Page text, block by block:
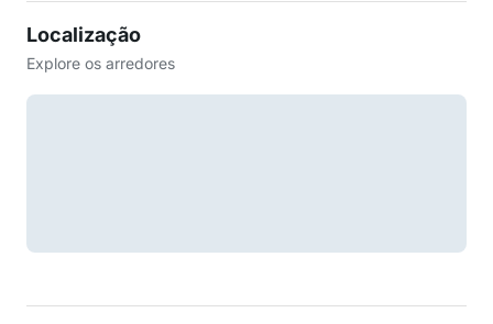
Localização
Explore os arredores